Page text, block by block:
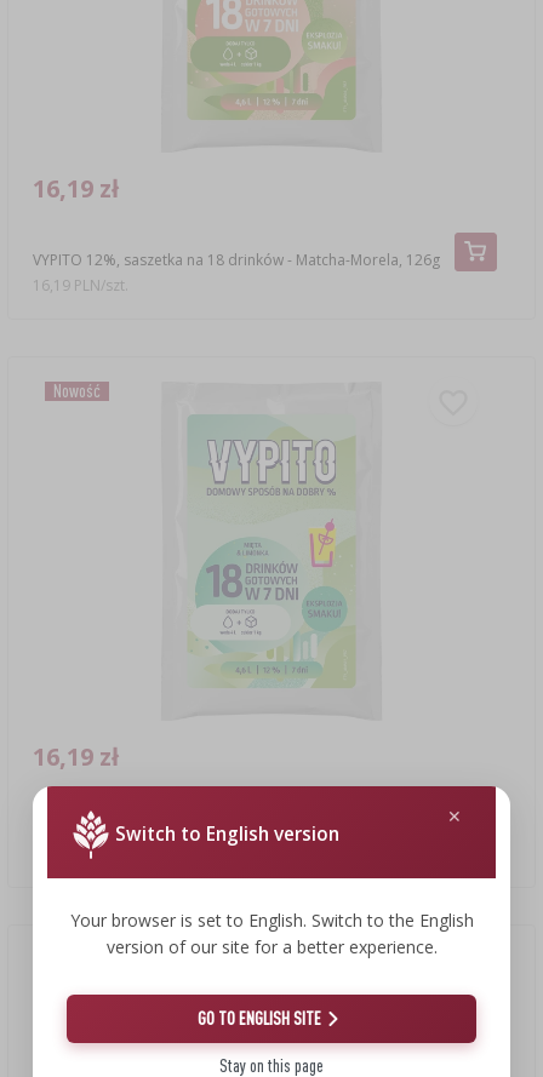
VYPITO 12%, saszetka na 18 drinków - Matcha-Morela, 126g
16,19 zł
16,19 PLN/szt.
Nowość
VYPITO 12%, saszetka na 18 drinków – Mięta-Limonka, 126g
16,19 zł
16,19 PLN/szt.
Switch to English version
Your browser is set to English. Switch to the English
version of our site for a better experience.
GO TO ENGLISH SITE
Stay on this page